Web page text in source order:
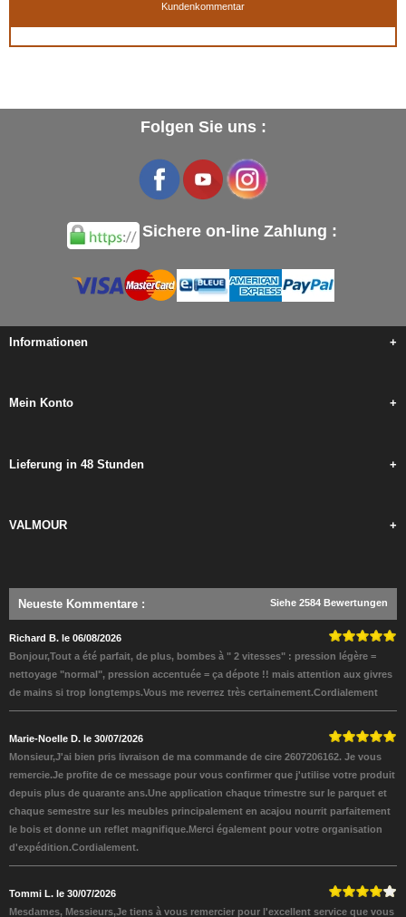
Kundenkommentar
Folgen Sie uns :
Sichere on-line Zahlung :
Informationen +
Mein Konto +
Lieferung in 48 Stunden +
VALMOUR +
Neueste Kommentare : Siehe 2584 Bewertungen
Richard B. le 06/08/2026
Bonjour,Tout a été parfait, de plus, bombes à " 2 vitesses" : pression légère =
nettoyage "normal", pression accentuée = ça dépote !! mais attention aux givres
de mains si trop longtemps.Vous me reverrez très certainement.Cordialement
Marie-Noelle D. le 30/07/2026
Monsieur,J'ai bien pris livraison de ma commande de cire 2607206162. Je vous
remercie.Je profite de ce message pour vous confirmer que j'utilise votre produit
depuis plus de quarante ans.Une application chaque trimestre sur le parquet et
chaque semestre sur les meubles principalement en acajou nourrit parfaitement
le bois et donne un reflet magnifique.Merci également pour votre organisation
d'expédition.Cordialement.
Tommi L. le 30/07/2026
Mesdames, Messieurs,Je tiens à vous remercier pour l'excellent service que vous